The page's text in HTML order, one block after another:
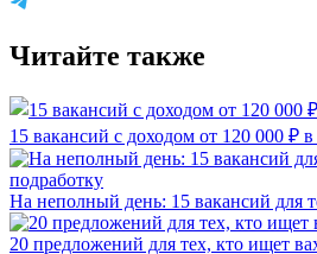
Читайте также
15 вакансий с доходом от 120 000 ₽ в
На неполный день: 15 вакансий для
20 предложений для тех, кто ищет